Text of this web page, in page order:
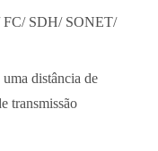
FC/ SDH/ SONET/
distância de
transmissão